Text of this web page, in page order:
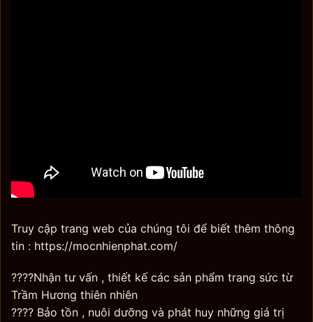
Truy cập trang web của chúng tôi để biết thêm thông
tin : https://mocnhienphat.com/
????Nhận tư vấn , thiết kế các sản phẩm trang sức từ
Trầm Hương thiên nhiên
???? Bảo tồn , nuôi dưỡng và phát huy những giá trị